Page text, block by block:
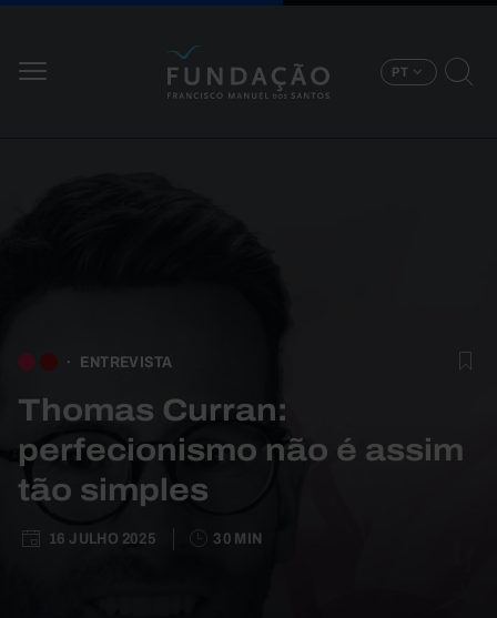
PT
ENTREVISTA
Thomas Curran:
perfecionismo não é assim
tão simples
16 JULHO 2025 30 MIN